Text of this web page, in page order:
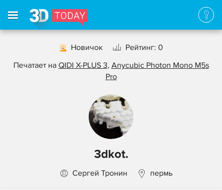
Новичок
Рейтинг: 0
Печатает на QIDI X-PLUS 3, Anycubic Photon Mono M5s
Pro
3dkot.
Сергей Тронин пермь